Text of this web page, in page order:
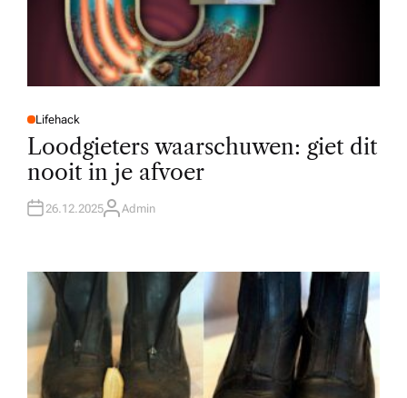
P
O
E
D
N
Lifehack
Loodgieters waarschuwen: giet dit
nooit in je afvoer
26.12.2025A
R
Admin